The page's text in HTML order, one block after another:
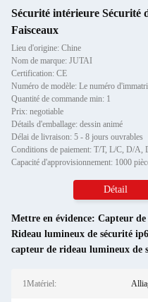
Sécurité intérieure Sécurité
Faisceaux
Lieu d'origine: Chine
Nom de marque: JUTAI
Certification: CE
Numéro de modèle: Le numéro
Quantité de commande min: 1
Prix: negotiable
Détails d'emballage: dessin animé
Délai de livraison: 5 - 8 jours ouvrables
Capacité d'approvisionnement: 1000
Détail
Mettre en évidence: Capteur
Rideau lumineux de sécurité
capteur de rideau lumineux de
1Matériel: